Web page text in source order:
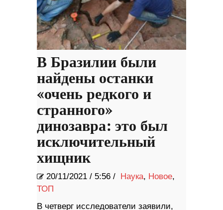
В Бразилии были
найдены останки
«очень редкого и
странного»
динозавра: это был
исключительный
хищник
20/11/2021 / 5:56 / Наука, Новое,
ТОП
В четверг исследователи заявили,